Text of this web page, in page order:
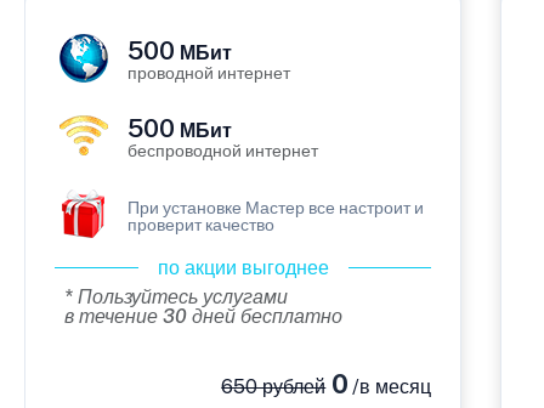
500 МБит
проводной интернет
500 МБит
беспроводной интернет
При установке Мастер все настроит и
проверит качество
по акции выгоднее
* Пользуйтесь услугами
в течение 30 дней бесплатно
650 рублей0 /в месяц